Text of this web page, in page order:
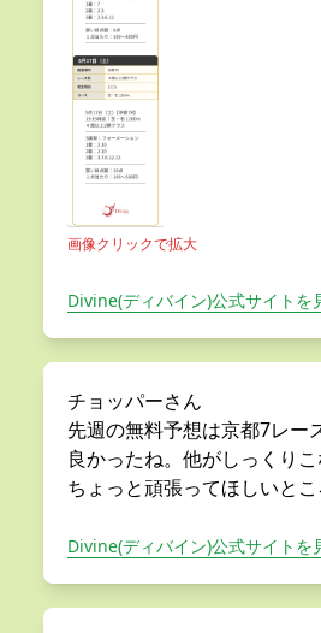
画像クリックで拡大
Divine(ディバイン)公式サイトを
チョッパーさん
先週の無料予想は京都7レー
良かったね。他がしっくり
ちょっと頑張ってほしいとこ
Divine(ディバイン)公式サイトを